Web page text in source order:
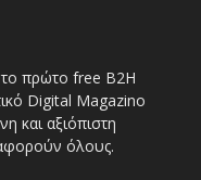
το πρώτο free Β2Η
Digital Magazino
και αξιόπιστη
όλους.